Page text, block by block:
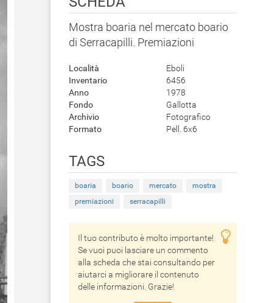
Mostra boaria nel mercato boario
di Serracapilli. Premiazioni
Località
Eboli
Inventario
6456
Anno
1978
Fondo
Gallotta
Archivio
Fotografico
Formato
Pell. 6x6
TAGS
boaria boario mercato
mostra
premiazioni
serracapilli
Il tuo contributo è molto importante!
Se vuoi puoi lasciare un commento
alla scheda che stai consultando per
aiutarci a migliorare il contenuto
delle informazioni. Grazie!